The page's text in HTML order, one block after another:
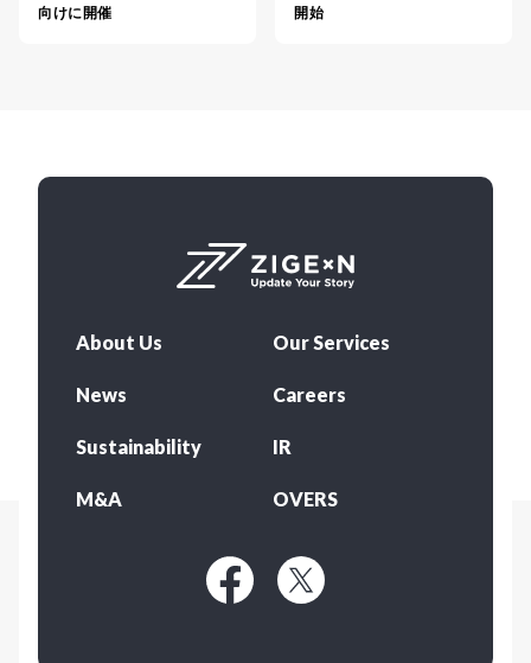
向けに開催
開始
About Us Our Services
News Careers
Sustainability IR
M&A OVERS